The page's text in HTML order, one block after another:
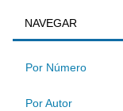
un
artículo
BUSQUEDA
NAVEGAR
Por Número
Por Autor